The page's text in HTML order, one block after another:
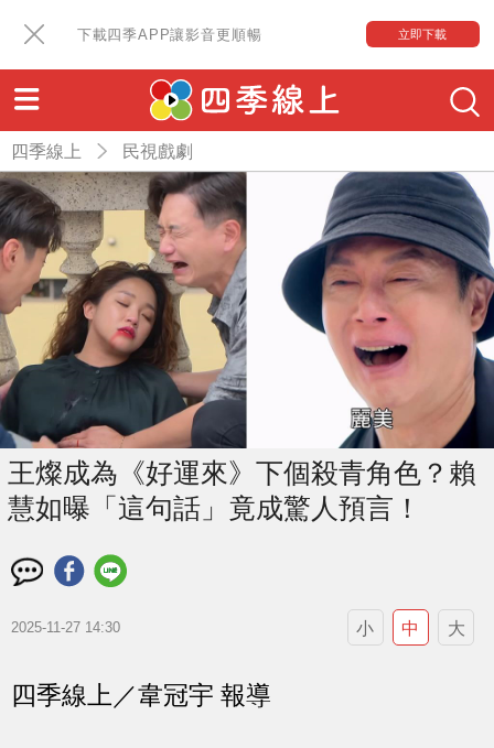
下載四季APP讓影音更順暢 立即下載
四季線上 民視戲劇
王燦成為《好運來》下個殺青角色？賴
慧如曝「這句話」竟成驚人預言！
2025-11-27 14:30 小 中 大
四季線上／韋冠宇 報導